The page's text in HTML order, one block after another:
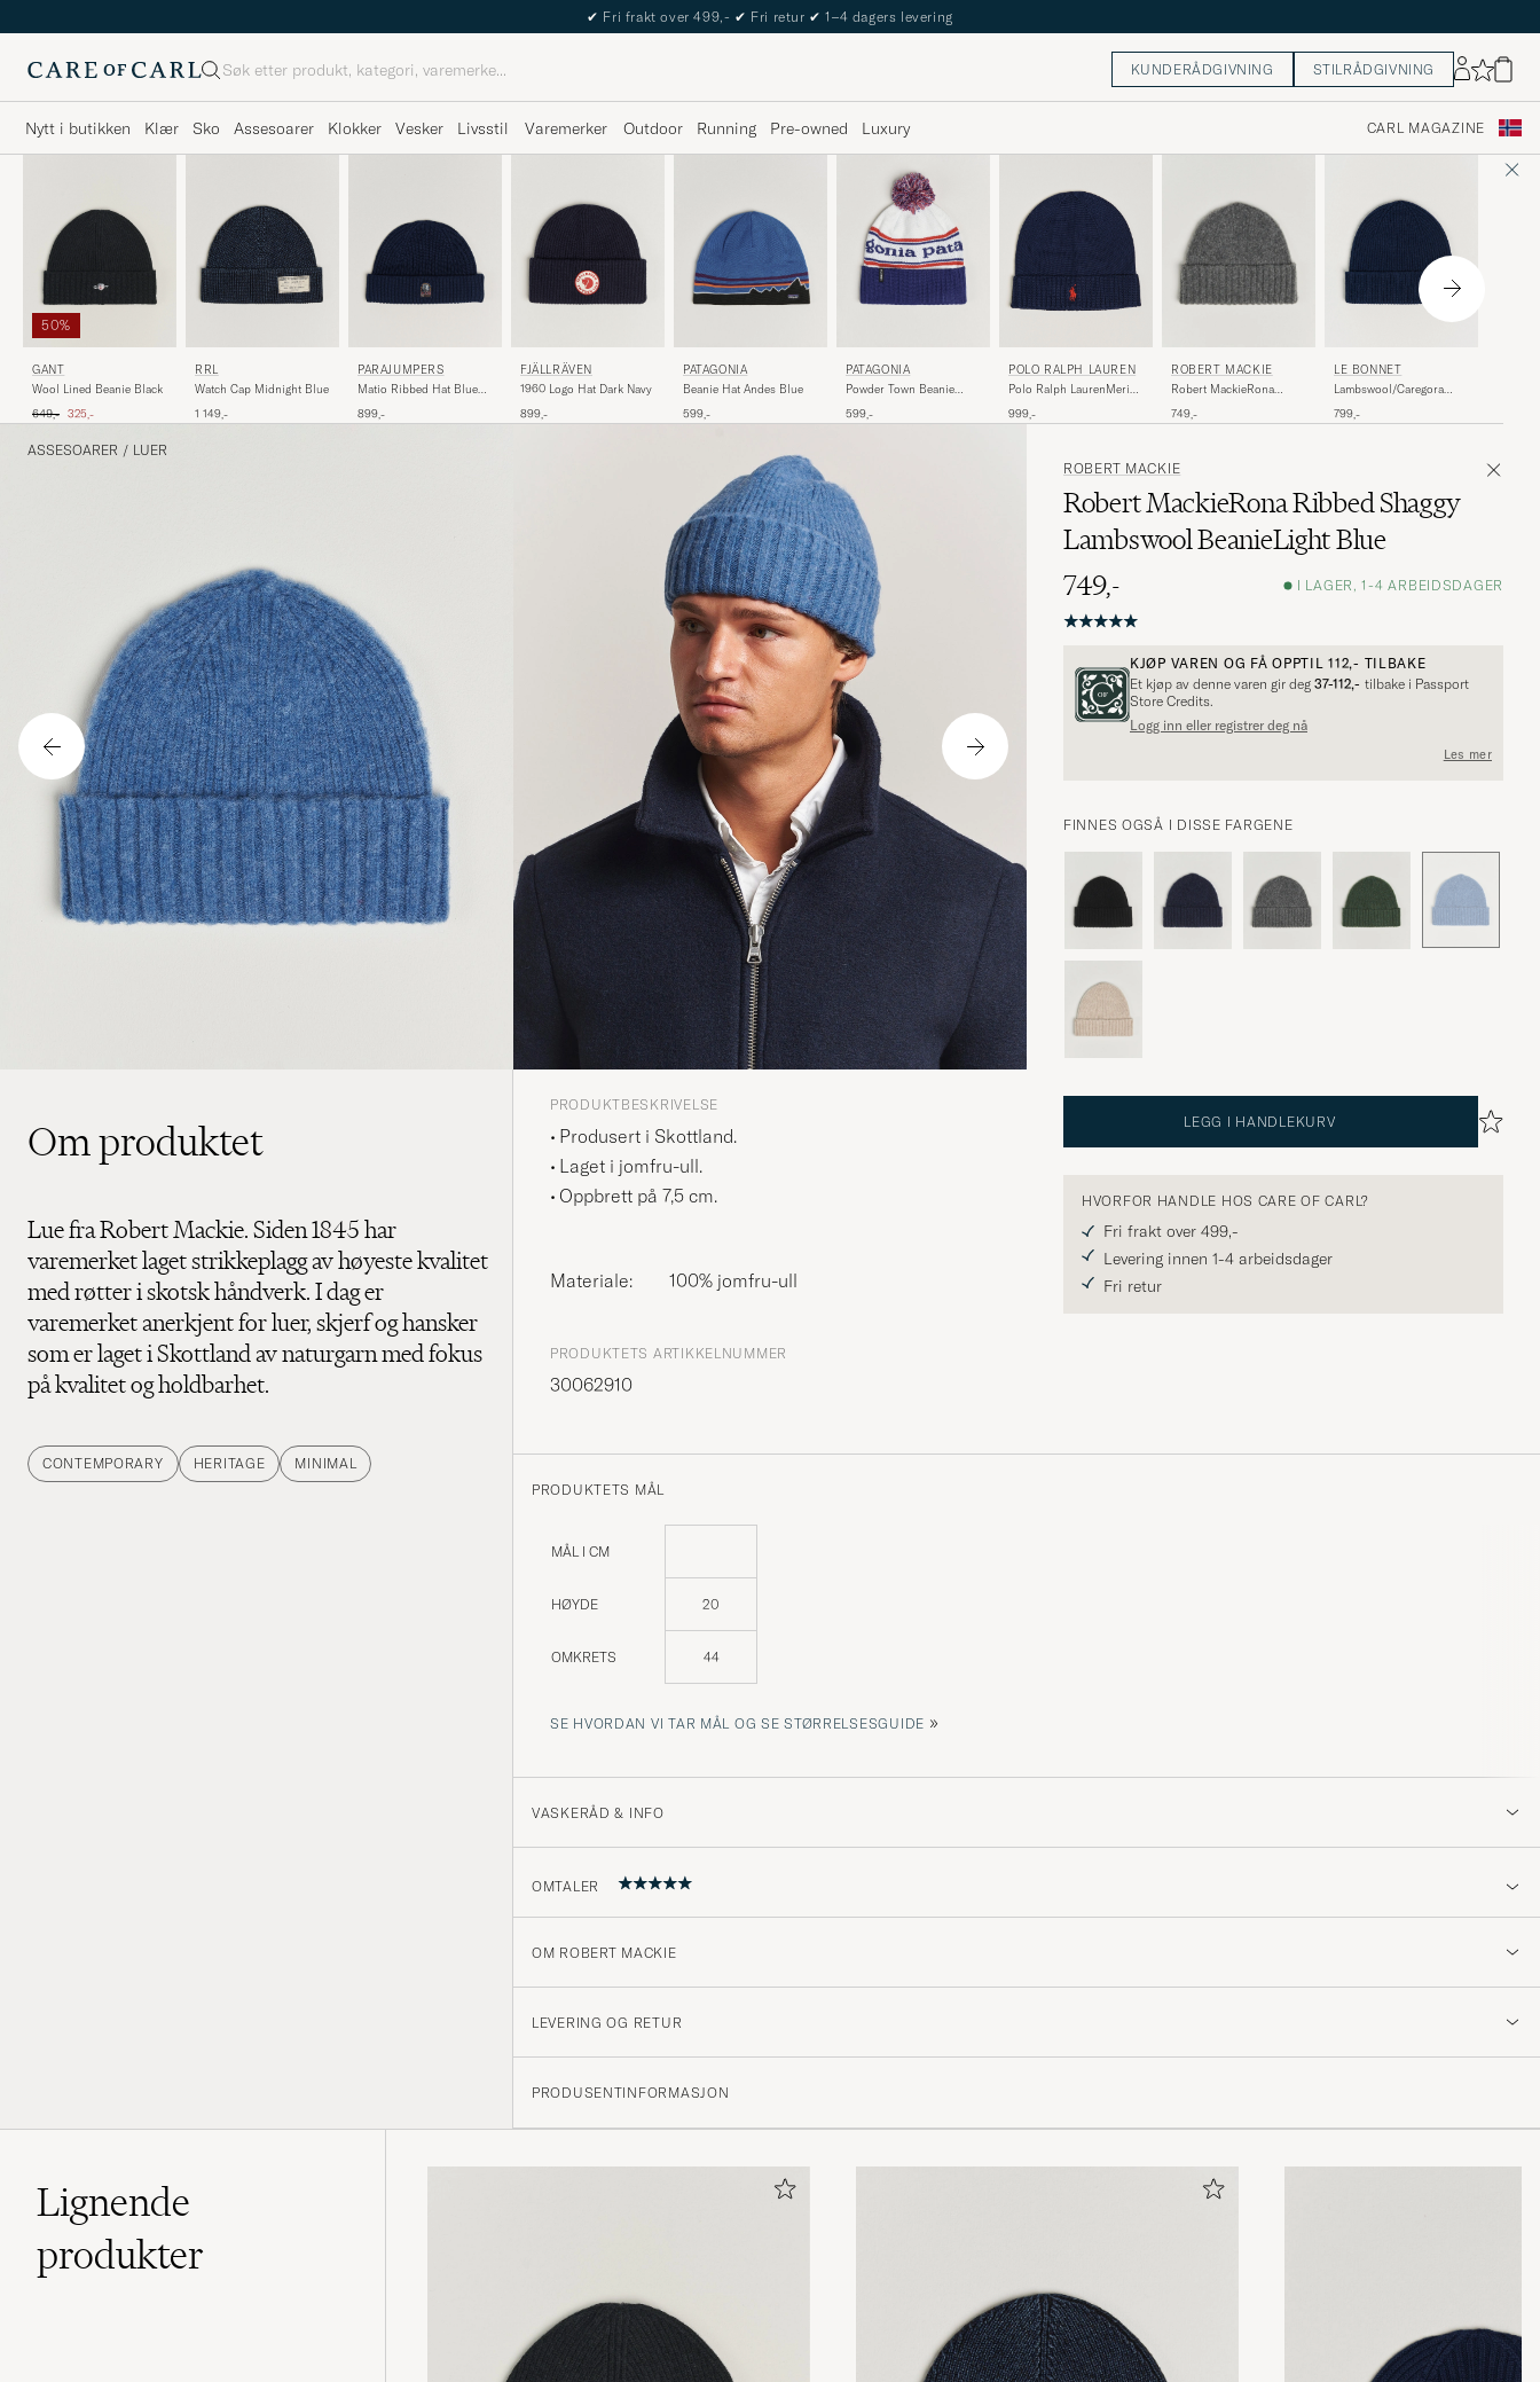
The Care of Carl Passport
Søk KUNDERÅDGIVNING STILRÅDGIVNING
Nytt i butikken Klær Sko Assesoarer Klokker Vesker Livsstil Varemerker Outdoor Running Pre-owned Luxury CARL MAGAZINE
50%
GANT
Wool Lined Beanie Black
Ordinær pris
649,- Nedsatt pris
325,-
RRL
Watch Cap Midnight Blue
1 149,-
PARAJUMPERS
Matio Ribbed Hat Blue
899,-
FJÄLLRÄVEN
1960 Logo Hat Dark Navy
899,-
PATAGONIA
Beanie Hat Andes Blue
599,-
PATAGONIA
Powder Town Beanie
599,-
POLO RALPH LAUREN
Polo Ralph LaurenMerino
999,-
ROBERT MACKIE
Robert MackieRona
Lambswool BeanieDark
749,-
LE BONNET
Lambswool/Caregora
799,-
ASSESOARER / LUER
ROBERT MACKIE
Robert MackieRona Ribbed Shaggy
Lambswool BeanieLight Blue
749,-
I LAGER, 1-4 ARBEIDSDAGER
KJØP VAREN OG FÅ OPPTIL112,- TILBAKE
Et kjøp av denne varen gir deg 37-112,- tilbake i Passport
Store Credits.
Logg inn eller registrer deg nå
Les mer
FINNES OGSÅ I DISSE FARGENE
LEGG I HANDLEKURV
HVORFOR HANDLE HOS CARE OF CARL?
Fri frakt over 499,-
Levering innen 1-4 arbeidsdager
Fri retur
Om produktet
Lue fra Robert Mackie. Siden 1845 har
varemerket laget strikkeplagg av høyeste kvalitet
med røtter i skotsk håndverk. I dag er
varemerket anerkjent for luer, skjerf og hansker
som er laget i Skottland av naturgarn med fokus
på kvalitet og holdbarhet.
CONTEMPORARY HERITAGE MINIMAL
PRODUKTBESKRIVELSE
Produsert i Skottland.
Laget i jomfru-ull.
Oppbrett på 7,5 cm.
Materiale: 100% jomfru-ull
PRODUKTETS ARTIKKELNUMMER
30062910
PRODUKTETS MÅL
MÅL I CM
HØYDE 20
OMKRETS 44
SE HVORDAN VI TAR MÅL OG SE STØRRELSESGUIDE »
VASKERÅD & INFO
OMTALER
OM ROBERT MACKIE
LEVERING OG RETUR
PRODUSENTINFORMASJON
Lignende
produkter